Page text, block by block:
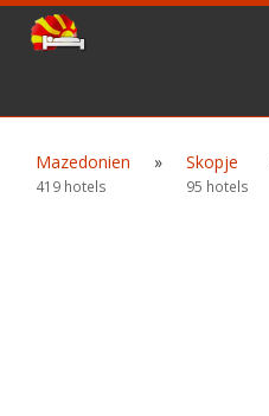
Mazedonien
419 hotels
» Skopje
95 hotels